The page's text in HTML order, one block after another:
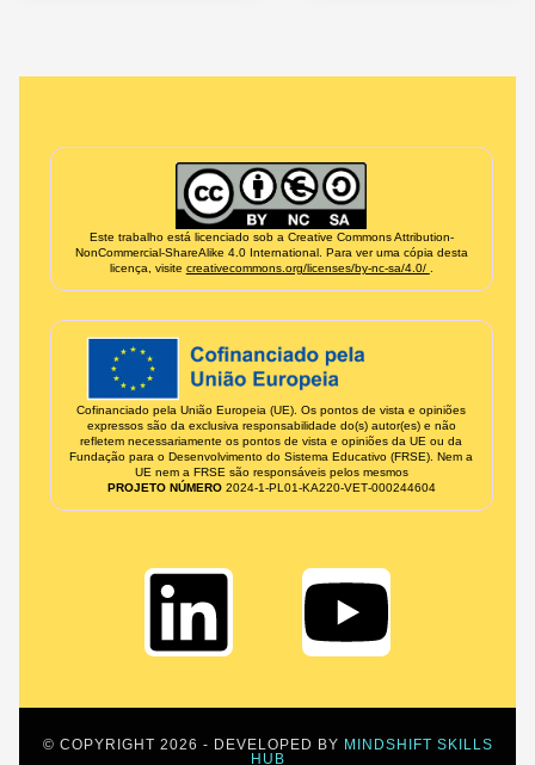
Informação de créditos e financiamento
Este trabalho está licenciado sob a Creative Commons Attribution-
NonCommercial-ShareAlike 4.0 International. Para ver uma cópia desta
licença, visite creativecommons.org/licenses/by-nc-sa/4.0/ .
Cofinanciado pela União Europeia (UE). Os pontos de vista e opiniões
expressos são da exclusiva responsabilidade do(s) autor(es) e não
refletem necessariamente os pontos de vista e opiniões da UE ou da
Fundação para o Desenvolvimento do Sistema Educativo (FRSE). Nem a
UE nem a FRSE são responsáveis pelos mesmos
PROJETO NÚMERO2024‑1‑PL01‑KA220‑VET‑000244604
© COPYRIGHT 2026 - DEVELOPED BY MINDSHIFT SKILLS
HUB